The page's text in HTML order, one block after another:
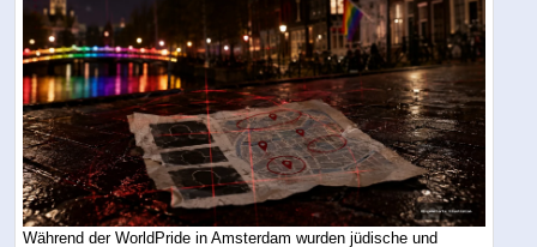
Während der WorldPride in Amsterdam wurden jüdische und